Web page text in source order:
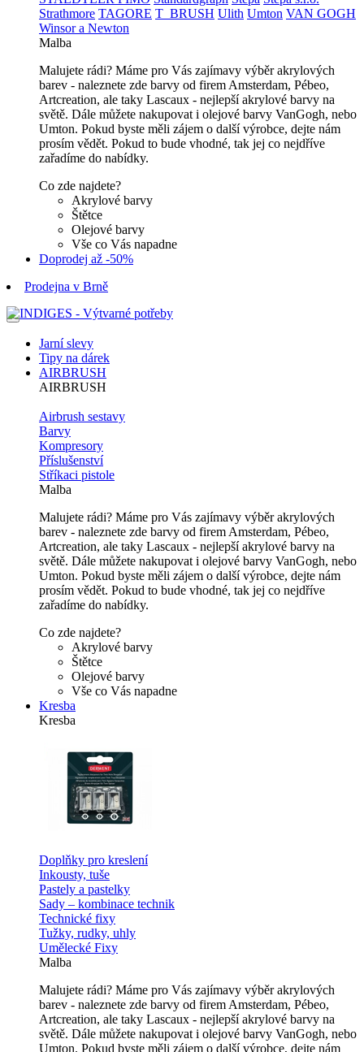
Strathmore TAGORE T_BRUSH Ulith Umton VAN GOGH
Winsor a Newton
Malba
Malujete rádi? Máme pro Vás zajímavy výběr akrylových
barev - naleznete zde barvy od firem Amsterdam, Pébeo,
Artcreation, ale taky Lascaux - nejlepší akrylové barvy na
světě. Dále můžete nakupovat i olejové barvy VanGogh, nebo
Umton. Pokud byste měli zájem o další výrobce, dejte nám
prosím vědět. Pokud to bude vhodné, tak jej co nejdříve
zařadíme do nabídky.
Co zde najdete?
Akrylové barvy
Štětce
Olejové barvy
Vše co Vás napadne
Doprodej až -50%
Prodejna v Brně
Jarní slevy
Tipy na dárek
AIRBRUSH
AIRBRUSH
Airbrush sestavy
Barvy
Kompresory
Příslušenství
Stříkaci pistole
Malba
Malujete rádi? Máme pro Vás zajímavy výběr akrylových
barev - naleznete zde barvy od firem Amsterdam, Pébeo,
Artcreation, ale taky Lascaux - nejlepší akrylové barvy na
světě. Dále můžete nakupovat i olejové barvy VanGogh, nebo
Umton. Pokud byste měli zájem o další výrobce, dejte nám
prosím vědět. Pokud to bude vhodné, tak jej co nejdříve
zařadíme do nabídky.
Co zde najdete?
Akrylové barvy
Štětce
Olejové barvy
Vše co Vás napadne
Kresba
Kresba
Doplňky pro kreslení
Inkousty, tuše
Pastely a pastelky
Sady – kombinace technik
Technické fixy
Tužky, rudky, uhly
Umělecké Fixy
Malba
Malujete rádi? Máme pro Vás zajímavy výběr akrylových
barev - naleznete zde barvy od firem Amsterdam, Pébeo,
Artcreation, ale taky Lascaux - nejlepší akrylové barvy na
světě. Dále můžete nakupovat i olejové barvy VanGogh, nebo
Umton. Pokud byste měli zájem o další výrobce, dejte nám